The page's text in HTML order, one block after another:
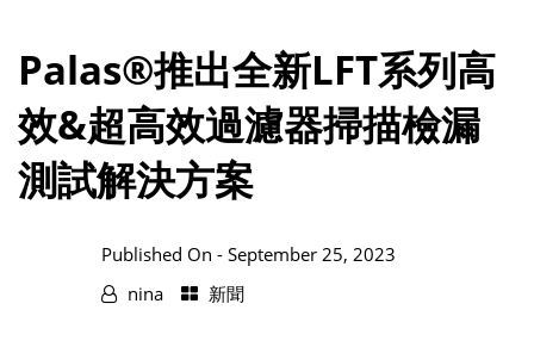
Palas®推出全新LFT系列高
效&超高效過濾器掃描檢漏
測試解決方案
Published On - September 25, 2023
nina
新聞